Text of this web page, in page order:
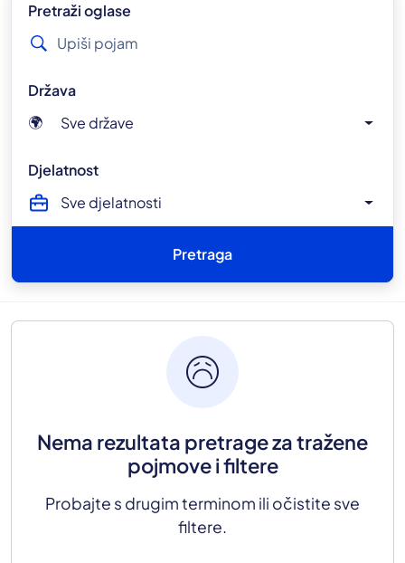
Pretraži oglase
Država
🌍 Sve države
Djelatnost
Sve djelatnosti
Pretraga
sentiment_sad
Nema rezultata pretrage za tražene
pojmove i filtere
Probajte s drugim terminom ili očistite sve
filtere.